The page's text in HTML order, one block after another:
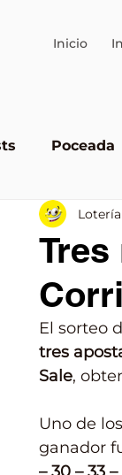
Inicio
Poceada
en
Tres
El sorteo
tres
Sale,
Uno de
ganador